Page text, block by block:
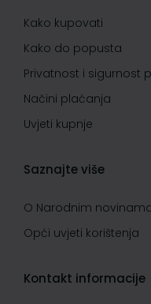
Kako kupovati
Kako do popusta
Privatnost i sigurnost
Načini plaćanja
Uvjeti kupnje
Saznajte više
O Narodnim
Opći uvjeti korištenja
Kontakt informacije